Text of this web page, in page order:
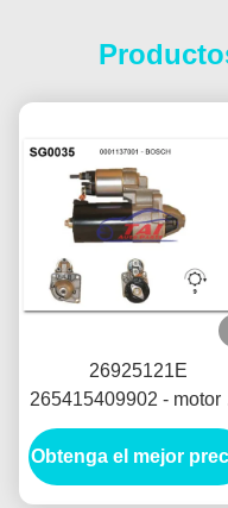
26925121E
265415409902 - motor
arrancador de
12V 1.7KW 8T
MOTORES DE
Obtenga el mejor